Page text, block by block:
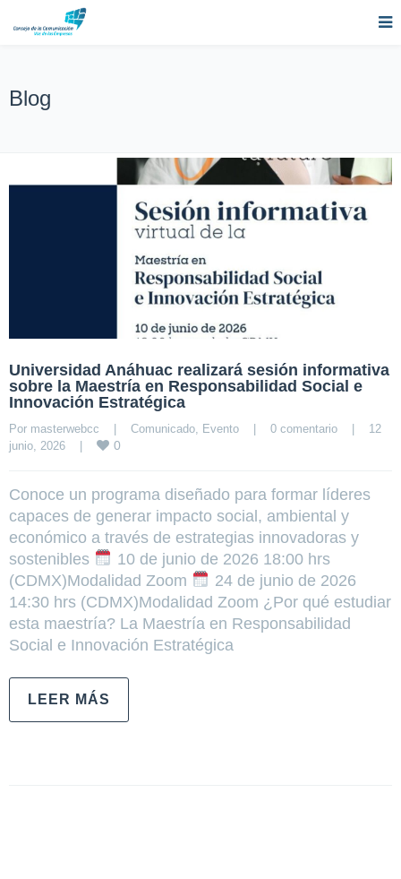
Blog
Universidad Anáhuac realizará sesión informativa
sobre la Maestría en Responsabilidad Social e
Innovación Estratégica
Por masterwebcc | Comunicado Evento | 0 comentario |
12
junio, 2026 | 0
Conoce un programa diseñado para formar líderes
capaces de generar impacto social, ambiental y
económico a través de estrategias innovadoras y
sostenibles
10 de junio de 2026 18:00 hrs
(CDMX)Modalidad Zoom
24 de junio de 2026
14:30 hrs (CDMX)Modalidad Zoom ¿Por qué estudiar
esta maestría? La Maestría en Responsabilidad
Social e Innovación Estratégica
LEER MÁS